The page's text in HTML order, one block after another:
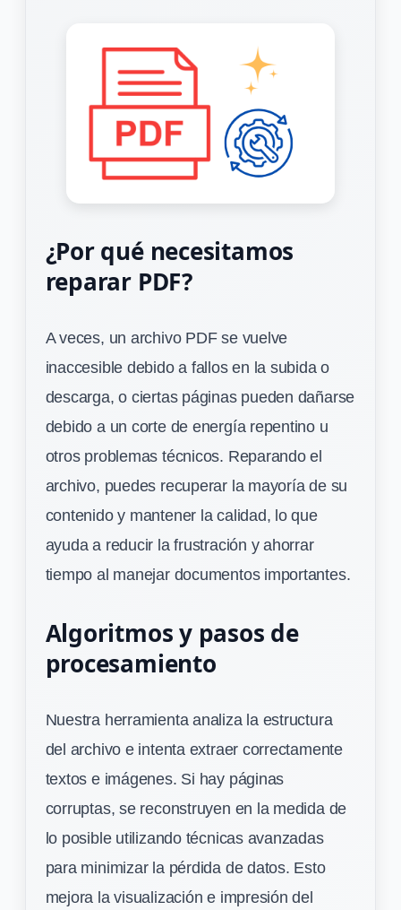
¿Por qué necesitamos
reparar PDF?
A veces, un archivo PDF se vuelve
inaccesible debido a fallos en la subida o
descarga, o ciertas páginas pueden dañarse
debido a un corte de energía repentino u
otros problemas técnicos. Reparando el
archivo, puedes recuperar la mayoría de su
contenido y mantener la calidad, lo que
ayuda a reducir la frustración y ahorrar
tiempo al manejar documentos importantes.
Algoritmos y pasos de
procesamiento
Nuestra herramienta analiza la estructura
del archivo e intenta extraer correctamente
textos e imágenes. Si hay páginas
corruptas, se reconstruyen en la medida de
lo posible utilizando técnicas avanzadas
para minimizar la pérdida de datos. Esto
mejora la visualización e impresión del